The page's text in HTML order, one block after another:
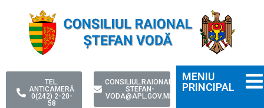
TEL.
ANTICAMERĂ
0(242) 2-20-
58
CONSILIUL.RAIONAL-
STEFAN-
VODA@APL.GOV.MD
MENIU
PRINCIPAL